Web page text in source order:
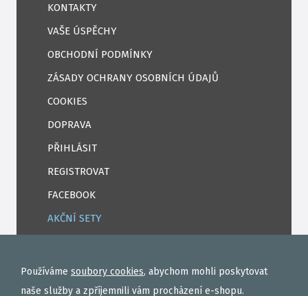
KONTAKTY
VAŠE ÚSPĚCHY
OBCHODNÍ PODMÍNKY
ZÁSADY OCHRANY OSOBNÍCH ÚDAJŮ
COOKIES
DOPRAVA
PŘIHLÁSIT
REGISTROVAT
FACEBOOK
AKČNÍ SETY
EXTRUDY
VNADÍCÍ, KRMÍTKOVÉ SMĚSI
Používáme soubory cookies, abychom mohli poskytovat
naše služby a zpříjemnili vám procházení e-shopu.